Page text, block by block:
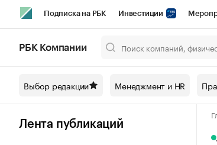
Подписка на РБК Инвестиции
Спецпроекты СПб Конференции СПб
Технологии и медиа Рынок
РБК Компании
Выбор редакции Менеджмент и HR
Лента публикаций